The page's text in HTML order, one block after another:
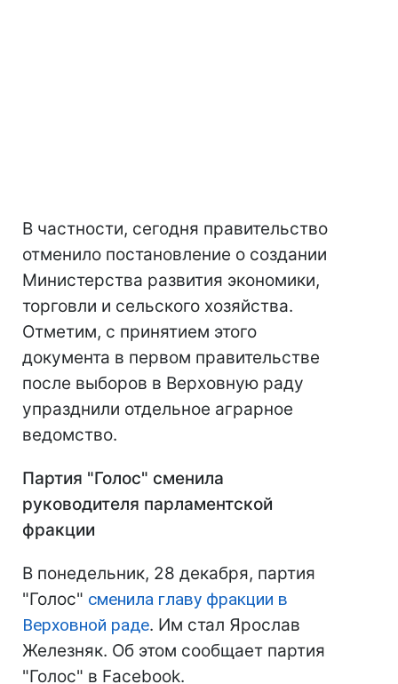
В частности, сегодня правительство
отменило постановление о создании
Министерства развития экономики,
торговли и сельского хозяйства.
Отметим, с принятием этого
документа в первом правительстве
после выборов в Верховную раду
упразднили отдельное аграрное
ведомство.
Партия "Голос" сменила
руководителя парламентской
фракции
В понедельник, 28 декабря, партия
"Голос" сменила главу фракции в
Верховной раде. Им стал Ярослав
Железняк. Об этом сообщает партия
"Голос" в Facebook.